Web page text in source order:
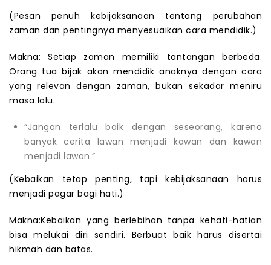
(Pesan penuh kebijaksanaan tentang perubahan
zaman dan pentingnya menyesuaikan cara mendidik.)
Makna: Setiap zaman memiliki tantangan berbeda.
Orang tua bijak akan mendidik anaknya dengan cara
yang relevan dengan zaman, bukan sekadar meniru
masa lalu.
“Jangan terlalu baik dengan seseorang, karena
banyak cerita lawan menjadi kawan dan kawan
menjadi lawan.”
(Kebaikan tetap penting, tapi kebijaksanaan harus
menjadi pagar bagi hati.)
Makna:Kebaikan yang berlebihan tanpa kehati-hatian
bisa melukai diri sendiri. Berbuat baik harus disertai
hikmah dan batas.